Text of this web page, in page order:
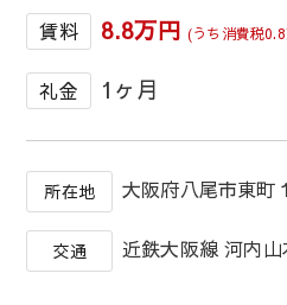
賃料 8.8万円(うち消費税
礼金 1ヶ月
所在地 大阪府八尾市東
交通 近鉄大阪線 河内